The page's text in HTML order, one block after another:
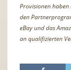
Provisionen haben
den
eBay und das
an qualifizierten